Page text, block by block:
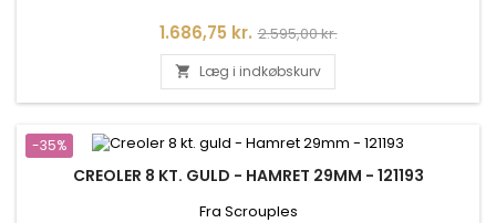
Pris
1.686,75 kr. Normalpris
2.595,00 kr.
 Læg i indkøbskurv
-35%
CREOLER 8 KT. GULD - HAMRET 29MM - 121193
Fra Scrouples